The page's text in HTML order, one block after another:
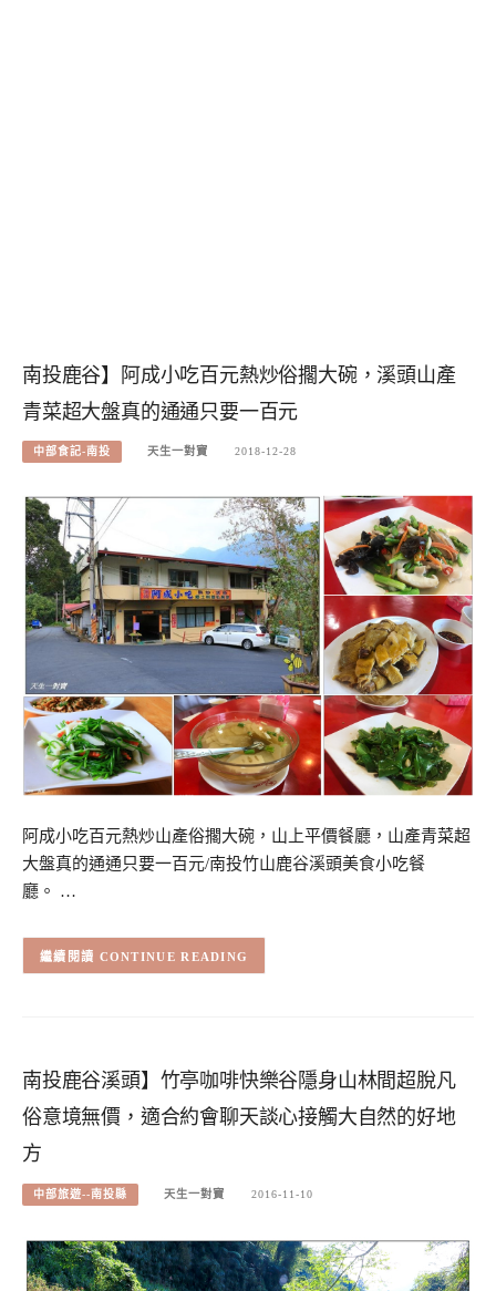
南投鹿谷】阿成小吃百元熱炒俗擱大碗，溪頭山產
青菜超大盤真的通通只要一百元
中部食記-南投 天生一對寶 2018-12-28
阿成小吃百元熱炒山產俗擱大碗，山上平價餐廳，山產青菜超
大盤真的通通只要一百元/南投竹山鹿谷溪頭美食小吃餐
廳。 …
CONTINUE READING
南投鹿谷溪頭】竹亭咖啡快樂谷隱身山林間超脫凡
俗意境無價，適合約會聊天談心接觸大自然的好地
方
中部旅遊--南投縣 天生一對寶 2016-11-10